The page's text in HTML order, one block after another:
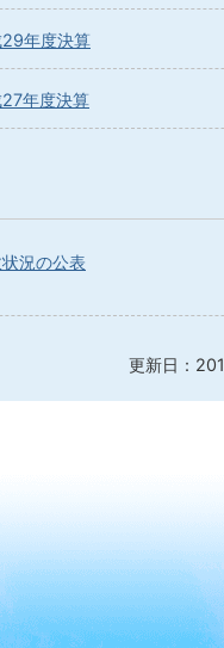
年度決算
年度決算
況の公表
更新日：